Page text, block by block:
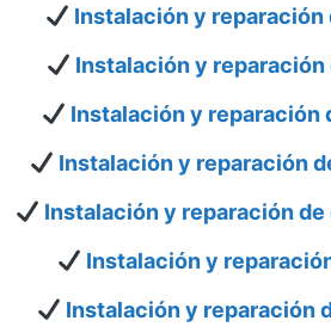
Instalación y reparación
Instalación y reparación
Instalación y reparación
Instalación y reparación
Instalación y reparación
Instalación y
Instalación y reparación